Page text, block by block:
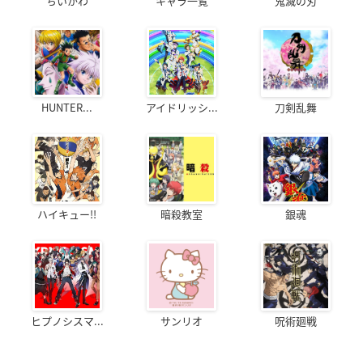
HUNTER... アイドリッシ... 刀剣乱舞
ハイキュー!! 暗殺教室 銀魂
ヒプノシスマ... サンリオ 呪術廻戦